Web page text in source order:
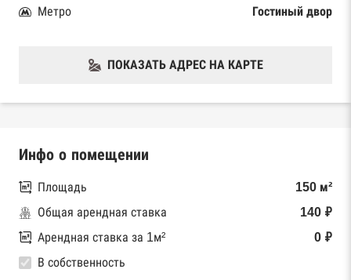
Метро
Гостиный двор
ПОКАЗАТЬ АДРЕС НА КАРТЕ
Инфо о помещении
Площадь
150 м²
Общая арендная ставка
140 ₽
Арендная ставка за 1м²
0 ₽
В собственность